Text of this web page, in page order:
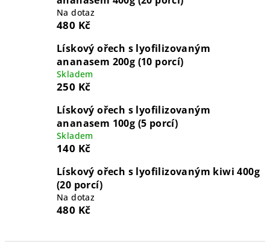
Na dotaz
480 Kč
Lískový ořech s lyofilizovaným
ananasem 200g (10 porcí)
Skladem
250 Kč
Lískový ořech s lyofilizovaným
ananasem 100g (5 porcí)
Skladem
140 Kč
Lískový ořech s lyofilizovaným kiwi 400g
(20 porcí)
Na dotaz
480 Kč